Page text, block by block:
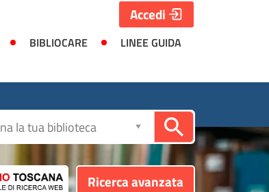
BIBLIOCARE
LINEE GUIDA
Accedi
Ricerca avanzata